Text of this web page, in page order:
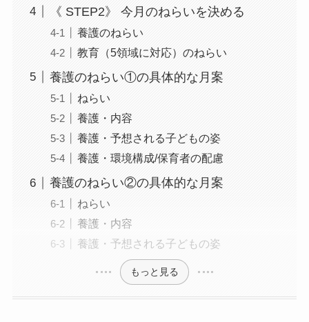
《 STEP2》 今月のねらいを決める
養護のねらい
教育（5領域に対応）のねらい
養護のねらい①の具体的な月案
ねらい
養護・内容
養護・予想される子どもの姿
養護・環境構成/保育者の配慮
養護のねらい②の具体的な月案
ねらい
養護・内容
養護・予想される子どもの姿
もっと見る